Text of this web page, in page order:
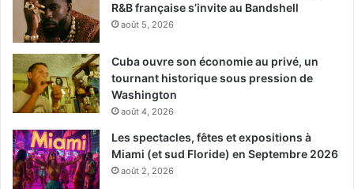
R&B française s’invite au Bandshell
août 5, 2026
Cuba ouvre son économie au privé, un
tournant historique sous pression de
Washington
août 4, 2026
Les spectacles, fêtes et expositions à
Miami (et sud Floride) en Septembre 2026
août 2, 2026